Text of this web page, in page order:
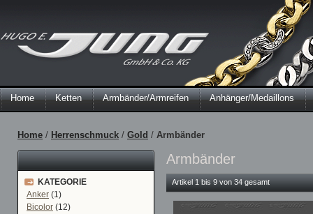
Home Ketten Armbänder/Armreifen Anhänger/Medaillons
Home / Herrenschmuck / Gold / Armbänder
Armbänder
Artikel 1 bis 9 von 34 gesamt
KATEGORIE
Anker (1)
Bicolor (12)